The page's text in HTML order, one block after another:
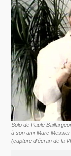
Solo de Paule
à son ami Marc
(capture d’écran de la